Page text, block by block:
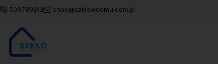
509789813 shop@szklowdomu.com.pl